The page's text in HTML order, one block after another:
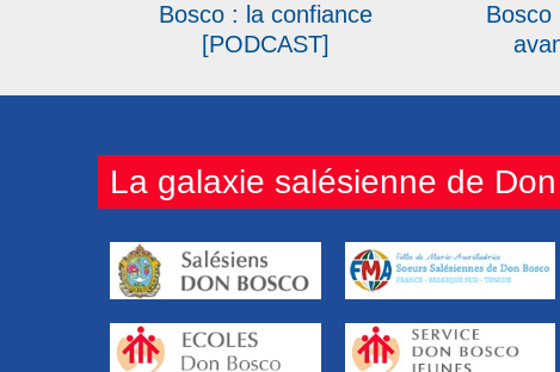
Bosco : la confiance
[PODCAST]
Bosco
La galaxie salésienne de